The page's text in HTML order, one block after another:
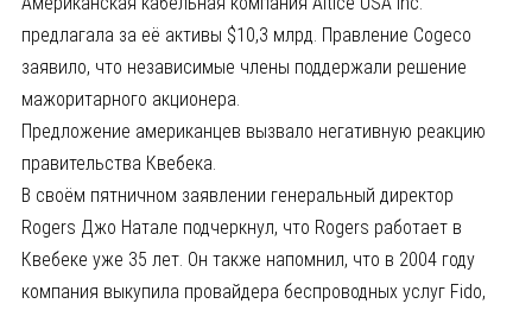
предлагала за её активы $10,3 млрд. Правление Cogeco
заявило, что независимые члены поддержали решение
мажоритарного акционера.
Предложение американцев вызвало негативную реакцию
правительства Квебека.
В своём пятничном заявлении генеральный директор
Rogers Джо Натале подчеркнул, что Rogers работает в
Квебеке уже 35 лет. Он также напомнил, что в 2004 году
компания выкупила провайдера беспроводных услуг Fido,